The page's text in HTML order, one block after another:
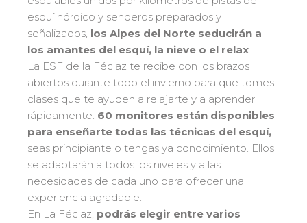
Saboya 83
Isère 17
Alpes del sur 33
Macizo Central
Pirineos 20
Jura 6
Vosgos
Córcega 1
Del Ourson a la Étoile d'Or
Adolescentes y adultos
Todos los niveles
Performance
Mídete con otros competidores
Pruebas de freestyle
Niños y adolescentes
Para todos los riders
Bank Slalom Boarder
Les résultats par épreuves
Qualification Stagiaires
Les résultats par épreuves
esquí nórdico y senderos preparados y
señalizados, los Alpes del Norte seducirán a
los amantes del esquí, la nieve o el relax.
La ESF de la Féclaz te recibe con los brazos
abiertos durante todo el invierno para que tomes
clases que te ayuden a relajarte y a aprender
rápidamente. 60 monitores están disponibles
para enseñarte todas las técnicas del esquí,
seas principiante o tengas ya conocimiento. Ellos
se adaptarán a todos los niveles y a las
necesidades de cada uno para ofrecer una
experiencia agradable.
En La Féclaz, podrás elegir entre varios